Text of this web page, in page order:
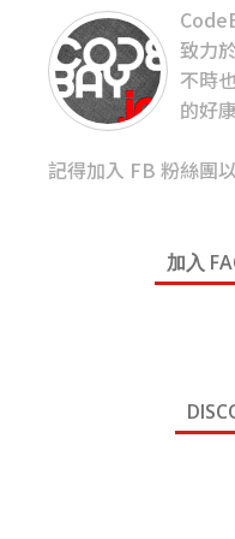
致力
不時
的好
記得加入 FB 粉絲團
加入